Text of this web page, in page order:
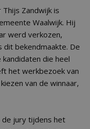
Zandwijk is
Waalwijk. Hij
werd verkozen,
bekendmaakte. De
die heel
het werkbezoek van
van de winnaar,
de jury tijdens het